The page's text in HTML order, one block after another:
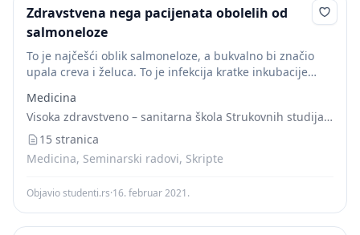
Zdravstvena nega pacijenata obolelih od
salmoneloze
To je najčešći oblik salmoneloze, a bukvalno bi značio
upala creva i želuca. To je infekcija kratke inkubacije
24h, s mučninom, grčevima u...
Medicina
Visoka zdravstveno – sanitarna škola Strukovnih studija “VISAN”
15 stranica
Medicina, Seminarski radovi, Skripte
Objavio studenti.rs·16. februar 2021.